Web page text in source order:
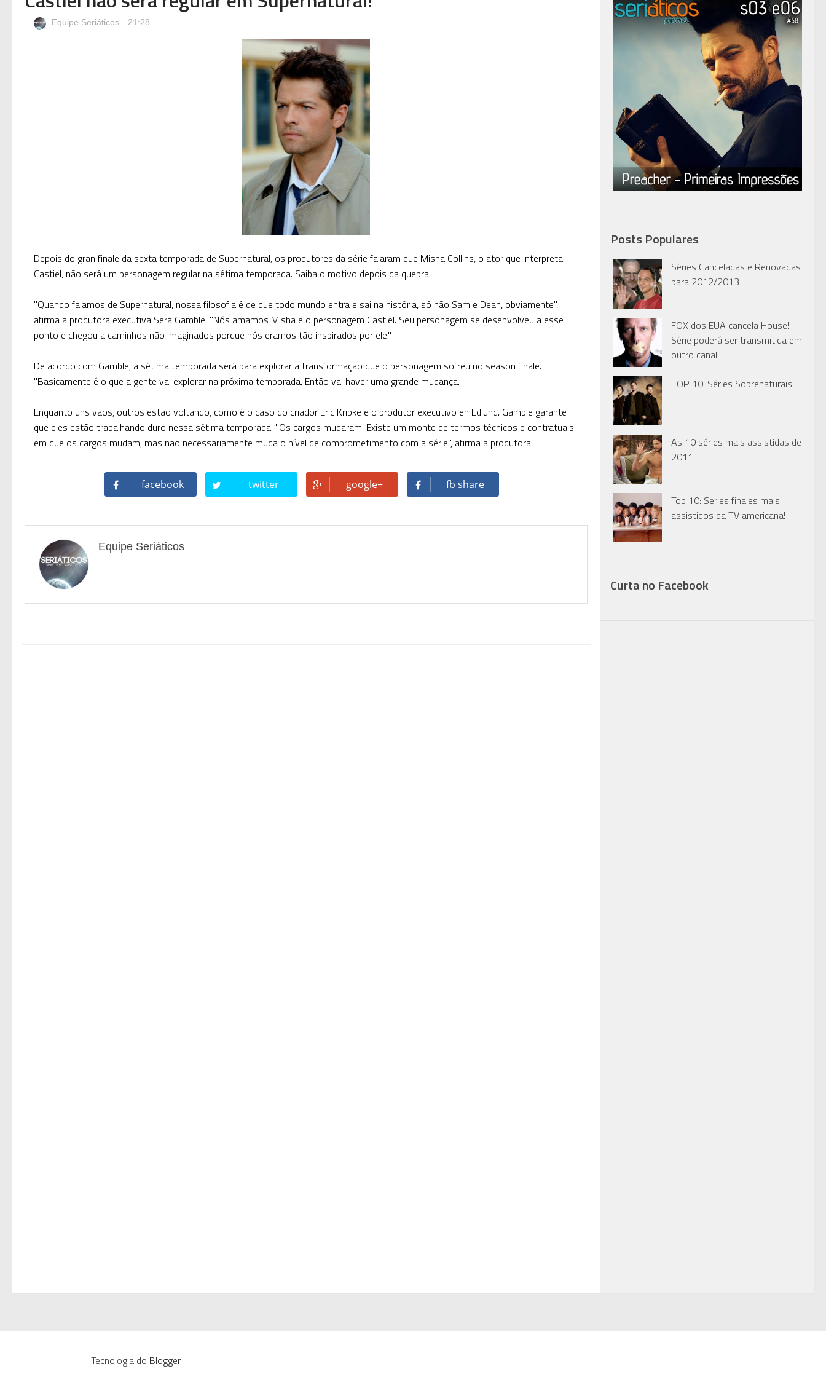
Equipe Seriáticos 21:28
Depois do gran finale da sexta temporada de Supernatural, os produtores da série falaram que Misha Collins, o ator que interpreta
Castiel, não será um personagem regular na sétima temporada. Saiba o motivo depois da quebra.
"Quando falamos de Supernatural, nossa filosofia é de que todo mundo entra e sai na história, só não Sam e Dean, obviamente",
afirma a produtora executiva Sera Gamble. "Nós amamos Misha e o personagem Castiel. Seu personagem se desenvolveu a esse
ponto e chegou a caminhos não imaginados porque nós eramos tão inspirados por ele."
De acordo com Gamble, a sétima temporada será para explorar a transformação que o personagem sofreu no season finale.
"Basicamente é o que a gente vai explorar na próxima temporada. Então vai haver uma grande mudança.
Enquanto uns vãos, outros estão voltando, como é o caso do criador Eric Kripke e o produtor executivo en Edlund. Gamble garante
que eles estão trabalhando duro nessa sétima temporada. "Os cargos mudaram. Existe um monte de termos técnicos e contratuais
em que os cargos mudam, mas não necessariamente muda o nível de comprometimento com a série", afirma a produtora.
facebook twitter google+ fb share
Equipe Seriáticos
Posts Populares
Séries Canceladas e Renovadas
para 2012/2013
FOX dos EUA cancela House!
Série poderá ser transmitida em
outro canal!
TOP 10: Séries Sobrenaturais
As 10 séries mais assistidas de
2011!!
Top 10: Series finales mais
assistidos da TV americana!
Curta no Facebook
Tecnologia do Blogger.